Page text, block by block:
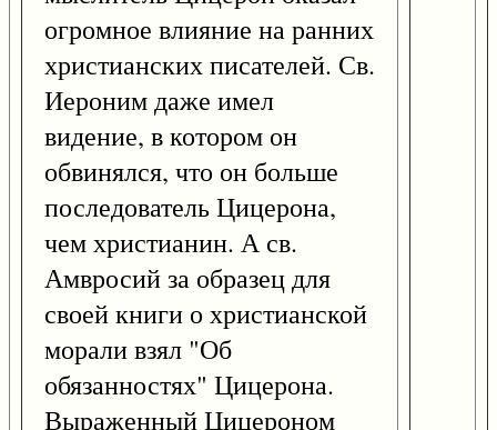
огромное влияние на ранних
христианских писателей. Св.
Иероним даже имел
видение, в котором он
обвинялся, что он больше
последователь Цицерона,
чем христианин. А св.
Амвросий за образец для
своей книги о христианской
морали взял "Об
обязанностях" Цицерона.
Выраженный Цицероном